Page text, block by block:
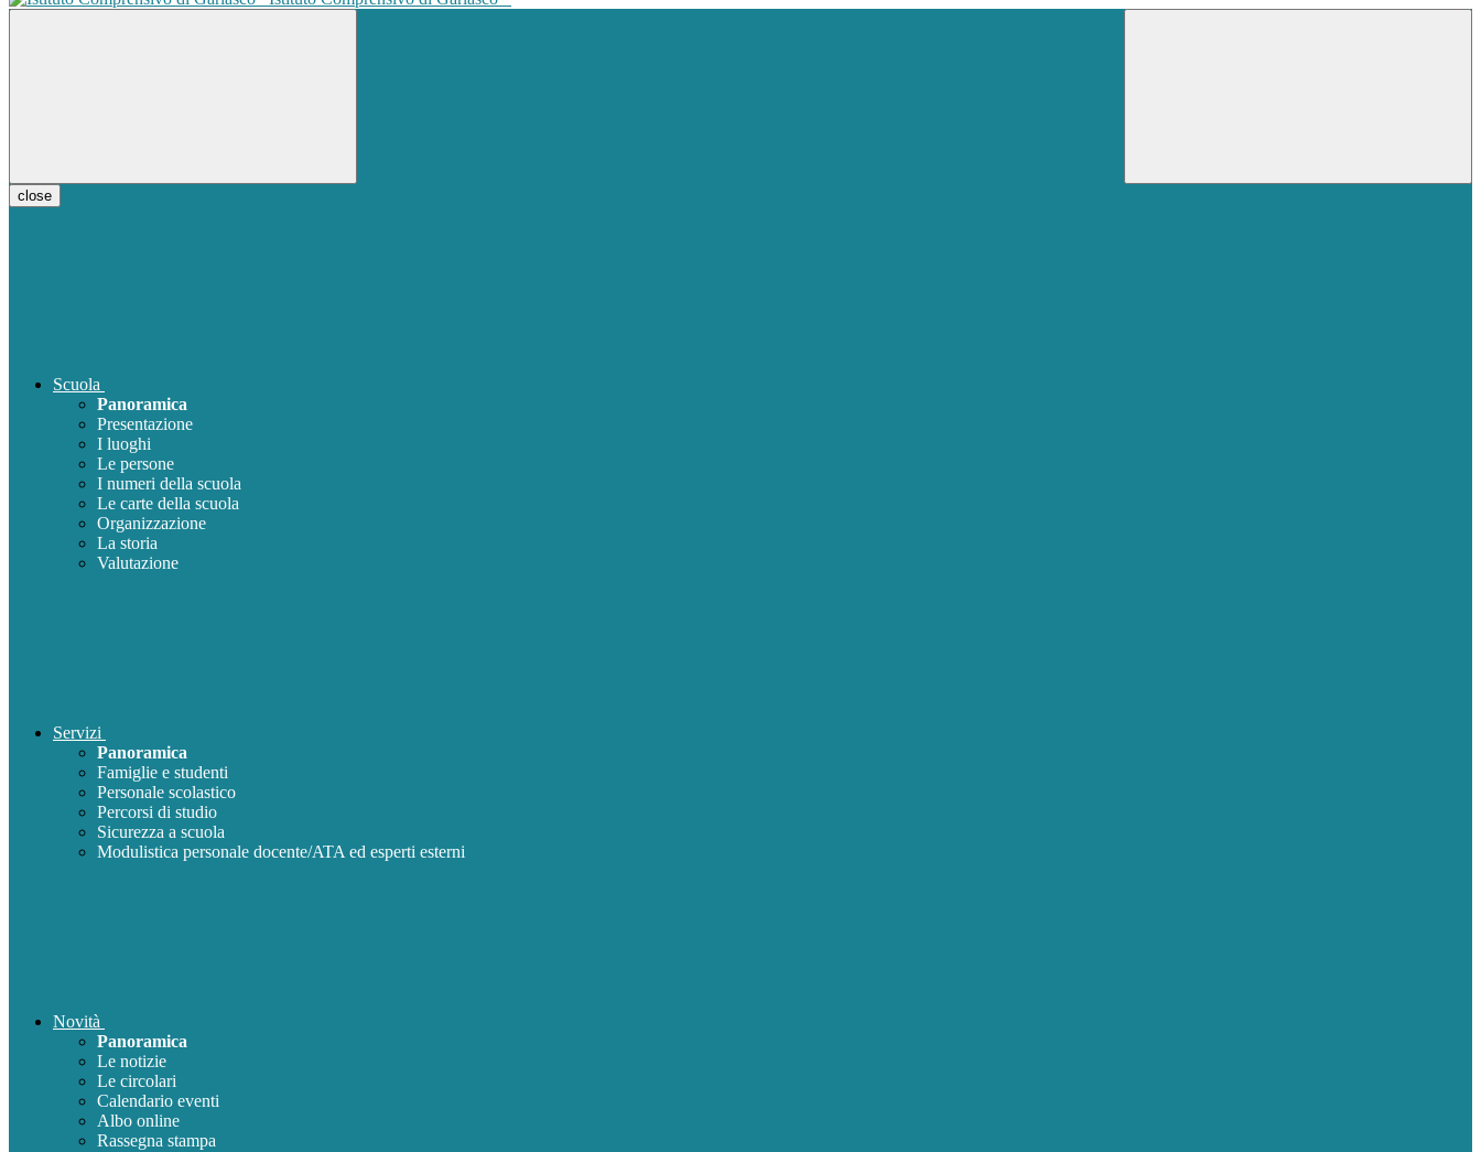
close
Scuola
Panoramica
Presentazione
I luoghi
Le persone
I numeri della scuola
Le carte della scuola
Organizzazione
La storia
Valutazione
Servizi
Panoramica
Famiglie e studenti
Personale scolastico
Percorsi di studio
Sicurezza a scuola
Modulistica personale docente/ATA ed esperti esterni
Novità
Panoramica
Le notizie
Le circolari
Calendario eventi
Albo online
Rassegna stampa